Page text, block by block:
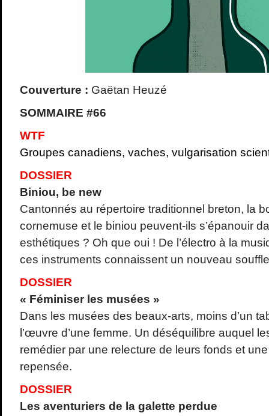
Couverture : Gaëtan Heuzé
SOMMAIRE #66
WTF
Groupes canadiens, vaches, vulgarisation
DOSSIER
Biniou, be new
Cantonnés au répertoire traditionnel breton, la
cornemuse et le biniou peuvent-ils s’épanouir
esthétiques ? Oh que oui ! De l’électro à la
ces instruments connaissent un nouveau
DOSSIER
« Féminiser les musées »
Dans les musées des beaux-arts, moins d’un
l’œuvre d’une femme. Un déséquilibre auquel
remédier par une relecture de leurs fonds et
repensée.
DOSSIER
Les aventuriers de la galette perdue